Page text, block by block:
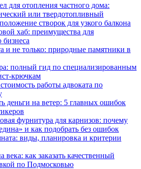
для отопления частного дома:
или твердотопливный
створок для узкого балкона
хаб: преимущества для
и не только: природные памятники в
полный гид по специализированным
крючкам
работы адвоката по
деньги на ветер: 5 главных ошибок
фурнитура для карнизов: почему
и как подобрать без ошибок
виды, планировка и критерии
века: как заказать качественный
по Подмосковью